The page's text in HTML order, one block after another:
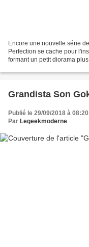
Encore une nouvelle série
Perfection se cache pour
formant un petit diorama
Grandista Son
Publié le 29/09/2018 à 08:20
Par Legeekmoderne